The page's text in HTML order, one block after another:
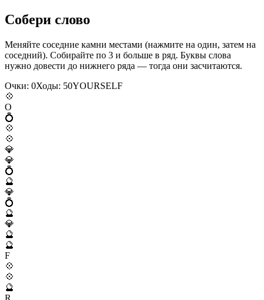
Собери слово
Меняйте соседние камни местами (нажмите на один, затем на
соседний). Собирайте по 3 и больше в ряд. Буквы слова
нужно довести до нижнего ряда — тогда они засчитаются.
Очки: 0Ходы: 50YOURSELF
💠
O
💍
💠
💠
💎
💎
💍
🔮
💎
💍
🔮
💎
🔮
🔮
F
💠
💠
🔮
R